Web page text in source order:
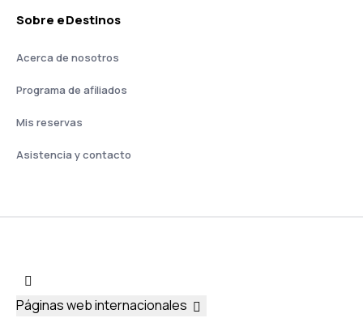
Sobre eDestinos
Acerca de nosotros
Programa de afiliados
Mis reservas
Asistencia y contacto
Páginas web internacionales